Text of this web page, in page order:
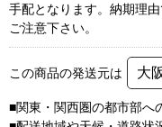
手配となります。納期理
ご注意下さい。
この商品の発送元は 大
■関東・関西圏の都市部へ